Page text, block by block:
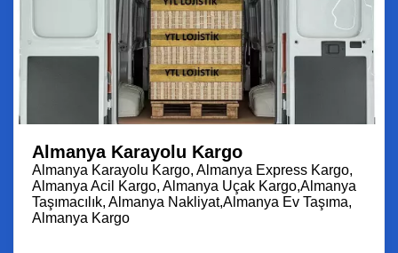
Almanya Karayolu Kargo
Almanya Karayolu Kargo, Almanya Express Kargo,
Almanya Acil Kargo, Almanya Uçak Kargo,Almanya
Taşımacılık, Almanya Nakliyat,Almanya Ev Taşıma,
Almanya Kargo